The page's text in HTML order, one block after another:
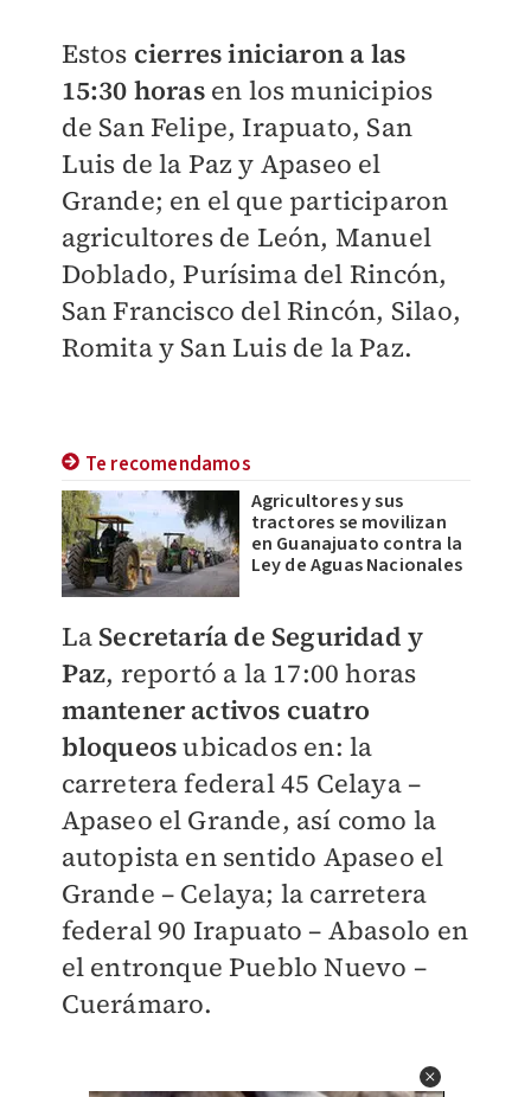
Estos cierres iniciaron a las
15:30 horasen los municipios
de San Felipe, Irapuato, San
Luis de la Paz y Apaseo el
Grande; en el que participaron
agricultores de León, Manuel
Doblado, Purísima del Rincón,
San Francisco del Rincón, Silao,
Romita y San Luis de la Paz.
Te recomendamos
Agricultores y sus
tractores se movilizan
en Guanajuato contra la
Ley de Aguas Nacionales
La Secretaría de Seguridad y
Paz, reportó a la 17:00 horas
mantener activos cuatro
bloqueosubicados en: la
carretera federal 45 Celaya –
Apaseo el Grande, así como la
autopista en sentido Apaseo el
Grande – Celaya; la carretera
federal 90 Irapuato – Abasolo en
el entronque Pueblo Nuevo –
Cuerámaro.